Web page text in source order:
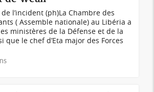
l’incident (ph)La Chambre des
( Assemble nationale) au Libéria a
ministères de la Défense et de la
que le chef d’Eta major des Forces